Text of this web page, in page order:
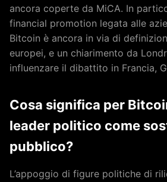
ancora coperte da MiCA. In
financial promotion legata alle
Bitcoin è ancora in via di
europei, e un chiarimento da
influenzare il dibattito in Francia,
Cosa significa per
leader politico come
pubblico?
L’appoggio di figure politiche di